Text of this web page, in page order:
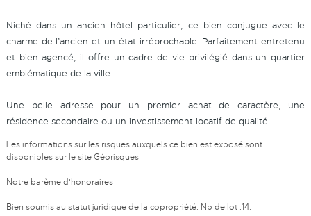
Niché dans un ancien hôtel particulier, ce bien conjugue avec le
charme de l’ancien et un état irréprochable. Parfaitement entretenu
et bien agencé, il offre un cadre de vie privilégié dans un quartier
emblématique de la ville.
Une belle adresse pour un premier achat de caractère, une
résidence secondaire ou un investissement locatif de qualité.
Les informations sur les risques auxquels ce bien est exposé sont
disponibles sur le siteGéorisques
Notre barème d'honoraires
Bien soumis au statut juridique de la copropriété. Nb de lot :14.